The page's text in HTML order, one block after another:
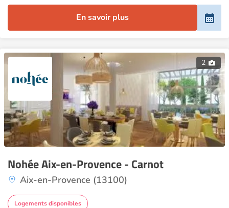
En savoir plus
2
Nohée Aix-en-Provence - Carnot
Aix-en-Provence (13100)
Logements disponibles